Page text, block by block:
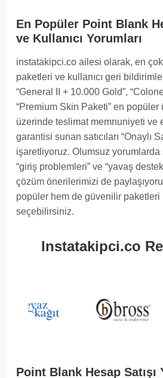
En Popüler Point Blank
ve Kullanıcı Yorumları
instatakipci.co ailesi olarak, en
paketleri ve kullanıcı geri
“General II + 10.000 Gold”,
“Premium Skin Paketi” en popüler
üzerinde teslimat memnuniyeti ve
garantisi sunan satıcıları “Onaylı
işaretliyoruz. Olumsuz yorumlarda
“giriş problemleri” ve “yavaş
çözüm önerilerimizi de
popüler hem de güvenilir paketleri
seçebilirsiniz.
Instatakipci.co
Point Blank Hesap